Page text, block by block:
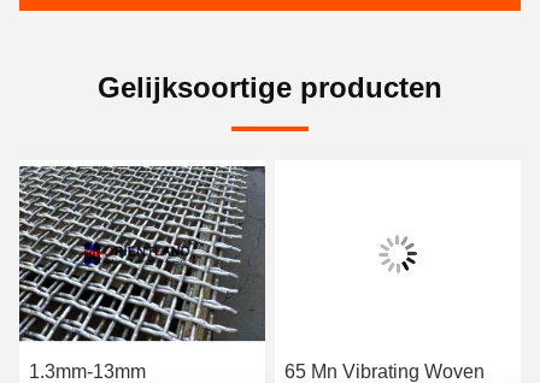
Gelijksoortige producten
1.3mm-13mm
65 Mn Vibrating Woven